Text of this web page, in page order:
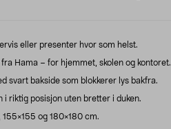
eller presenter hvor som helst.
Hama – for hjemmet, skolen og kontoret.
svart bakside som blokkerer lys bakfra.
i riktig posisjon uten bretter i duken.
og 180×180 cm.